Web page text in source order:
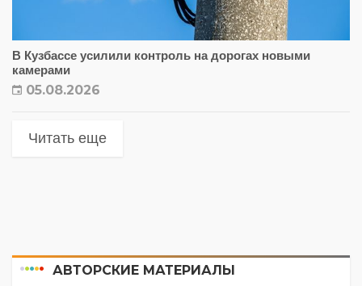
В Кузбассе усилили контроль на дорогах новыми
камерами
05.08.2026
Читать еще
АВТОРСКИЕ МАТЕРИАЛЫ